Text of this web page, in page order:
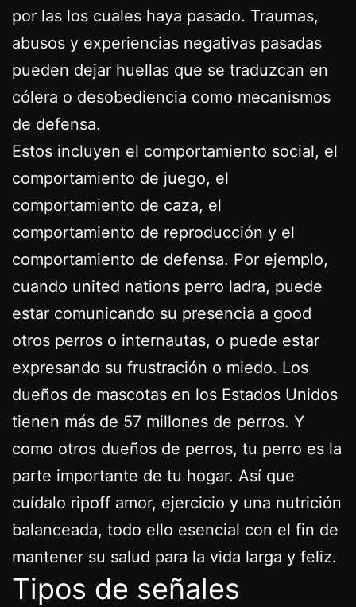
por las los cuales haya pasado. Traumas,
abusos y experiencias negativas pasadas
pueden dejar huellas que se traduzcan en
cólera o desobediencia como mecanismos
de defensa.
Estos incluyen el comportamiento social, el
comportamiento de juego, el
comportamiento de caza, el
comportamiento de reproducción y el
comportamiento de defensa. Por ejemplo,
cuando united nations perro ladra, puede
estar comunicando su presencia a good
otros perros o internautas, o puede estar
expresando su frustración o miedo. Los
dueños de mascotas en los Estados Unidos
tienen más de 57 millones de perros. Y
como otros dueños de perros, tu perro es la
parte importante de tu hogar. Así que
cuídalo ripoff amor, ejercicio y una nutrición
balanceada, todo ello esencial con el fin de
mantener su salud para la vida larga y feliz.
Tipos de señales